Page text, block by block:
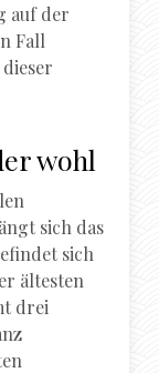
auf der
Fall
wohl
sich das
sich
ältesten
drei